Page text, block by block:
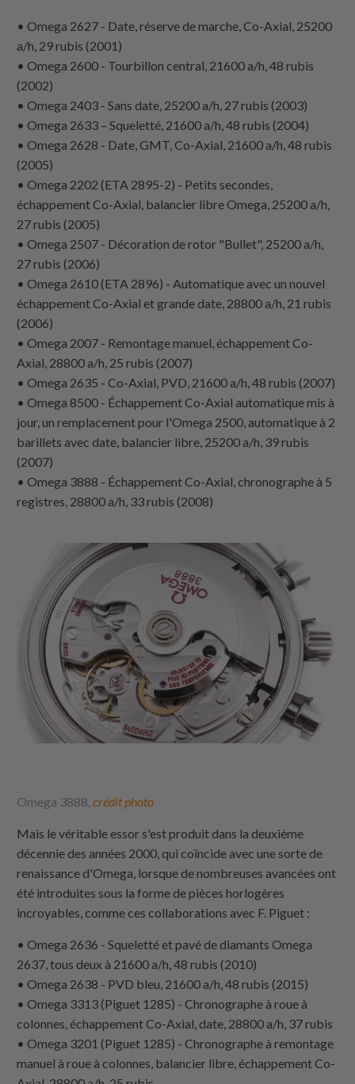
• Omega 2627 - Date, réserve de marche, Co-Axial, 25200
a/h, 29 rubis (2001)
• Omega 2600 - Tourbillon central, 21600 a/h, 48 rubis
(2002)
• Omega 2403 - Sans date, 25200 a/h, 27 rubis (2003)
• Omega 2633 – Squeletté, 21600 a/h, 48 rubis (2004)
• Omega 2628 - Date, GMT, Co-Axial, 21600 a/h, 48 rubis
(2005)
• Omega 2202 (ETA 2895-2) - Petits secondes,
échappement Co-Axial, balancier libre Omega, 25200 a/h,
27 rubis (2005)
• Omega 2507 - Décoration de rotor "Bullet", 25200 a/h,
27 rubis (2006)
• Omega 2610 (ETA 2896) - Automatique avec un nouvel
échappement Co-Axial et grande date, 28800 a/h, 21 rubis
(2006)
• Omega 2007 - Remontage manuel, échappement Co-
Axial, 28800 a/h, 25 rubis (2007)
• Omega 2635 - Co-Axial, PVD, 21600 a/h, 48 rubis (2007)
• Omega 8500 - Échappement Co-Axial automatique mis à
jour, un remplacement pour l'Omega 2500, automatique à 2
barillets avec date, balancier libre, 25200 a/h, 39 rubis
(2007)
• Omega 3888 - Échappement Co-Axial, chronographe à 5
registres, 28800 a/h, 33 rubis (2008)
Omega 3888,crédit photo
Mais le véritable essor s'est produit dans la deuxième
décennie des années 2000, qui coïncide avec une sorte de
renaissance d'Omega, lorsque de nombreuses avancées ont
été introduites sous la forme de pièces horlogères
incroyables, comme ces collaborations avec F. Piguet :
• Omega 2636 - Squeletté et pavé de diamants Omega
2637, tous deux à 21600 a/h, 48 rubis (2010)
• Omega 2638 - PVD bleu, 21600 a/h, 48 rubis (2015)
• Omega 3313 (Piguet 1285) - Chronographe à roue à
colonnes, échappement Co-Axial, date, 28800 a/h, 37 rubis
• Omega 3201 (Piguet 1285) - Chronographe à remontage
manuel à roue à colonnes, balancier libre, échappement Co-